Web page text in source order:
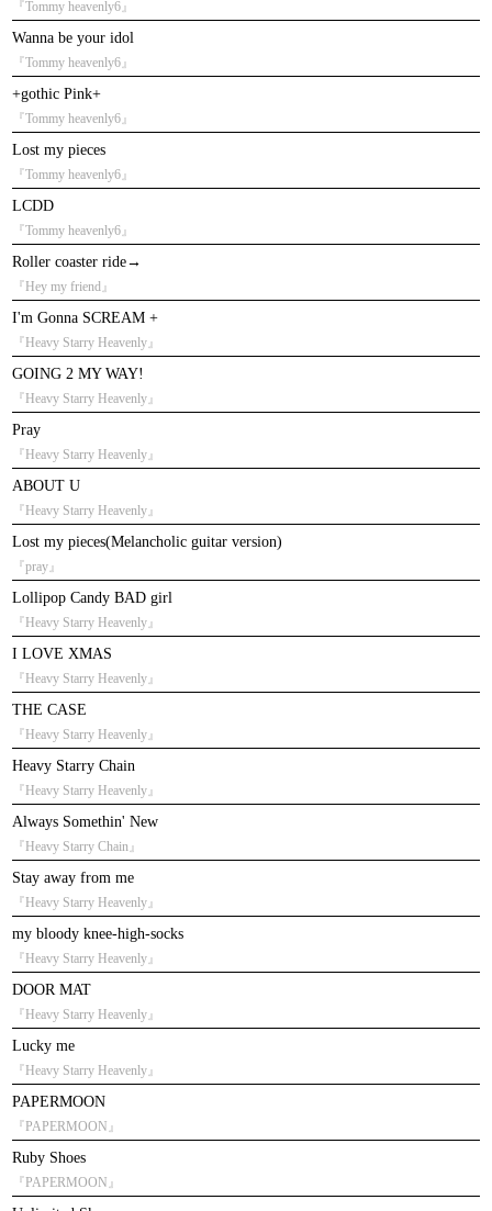
『Tommy heavenly6』
Wanna be your idol
『Tommy heavenly6』
+gothic Pink+
『Tommy heavenly6』
Lost my pieces
『Tommy heavenly6』
LCDD
『Tommy heavenly6』
Roller coaster ride→
『Hey my friend』
I'm Gonna SCREAM +
『Heavy Starry Heavenly』
GOING 2 MY WAY!
『Heavy Starry Heavenly』
Pray
『Heavy Starry Heavenly』
ABOUT U
『Heavy Starry Heavenly』
Lost my pieces(Melancholic guitar version)
『pray』
Lollipop Candy BAD girl
『Heavy Starry Heavenly』
I LOVE XMAS
『Heavy Starry Heavenly』
THE CASE
『Heavy Starry Heavenly』
Heavy Starry Chain
『Heavy Starry Heavenly』
Always Somethin' New
『Heavy Starry Chain』
Stay away from me
『Heavy Starry Heavenly』
my bloody knee-high-socks
『Heavy Starry Heavenly』
DOOR MAT
『Heavy Starry Heavenly』
Lucky me
『Heavy Starry Heavenly』
PAPERMOON
『PAPERMOON』
Ruby Shoes
『PAPERMOON』